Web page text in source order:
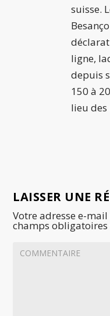
suisse.
ligne,
depuis
150 à
lieu
LAISSER UNE
Votre adresse e-
champs